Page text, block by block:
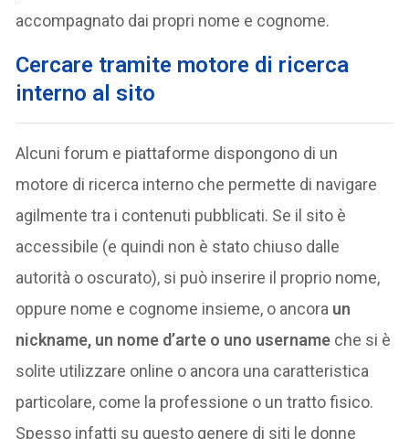
accompagnato dai propri nome e cognome.
Cercare tramite motore di ricerca
interno al sito
Alcuni forum e piattaforme dispongono di un
motore di ricerca interno che permette di navigare
agilmente tra i contenuti pubblicati. Se il sito è
accessibile (e quindi non è stato chiuso dalle
autorità o oscurato), si può inserire il proprio nome,
oppure nome e cognome insieme, o ancora un
nickname, un nome d’arte o uno username che si è
solite utilizzare online o ancora una caratteristica
particolare, come la professione o un tratto fisico.
Spesso infatti su questo genere di siti le donne